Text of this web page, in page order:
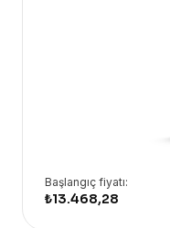
Başlangıç fiyatı:
₺13.468,28